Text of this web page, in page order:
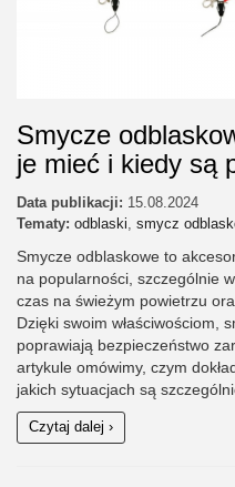
Smycze
je mieć i kiedy są
Data publikacji: 15.08.2024
Tematy: odblaski, smycz
Smycze odblaskowe to
na popularności, szczególnie
czas na świeżym powietrzu
Dzięki swoim właściwościom,
poprawiają bezpieczeństwo
artykule omówimy, czym
jakich sytuacjach są
Czytaj dalej ›